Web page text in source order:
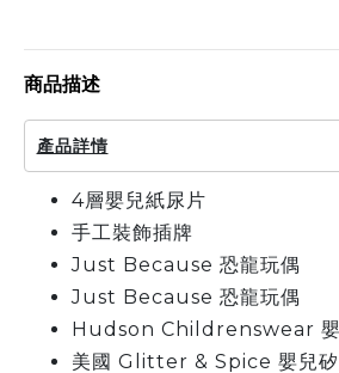
商品描述
產品詳情
4層嬰兒紙尿片
手工裝飾插牌
Just Because 恐龍玩偶
Just Because 恐龍玩偶
Hudson Childrenswear 嬰
美國 Glitter & Spice 嬰兒矽